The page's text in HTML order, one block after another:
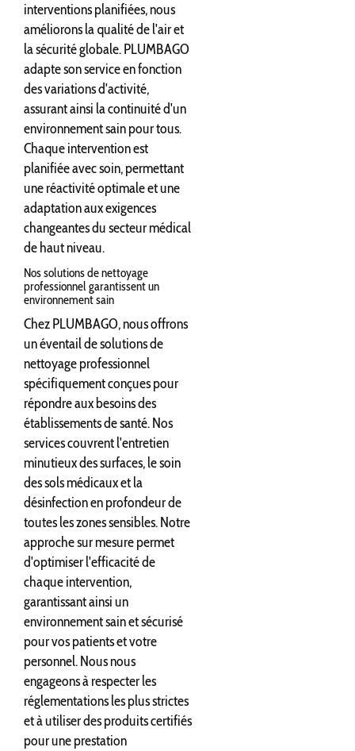
interventions planifiées, nous
améliorons la qualité de l'air et
la sécurité globale. PLUMBAGO
adapte son service en fonction
des variations d'activité,
assurant ainsi la continuité d'un
environnement sain pour tous.
Chaque intervention est
planifiée avec soin, permettant
une réactivité optimale et une
adaptation aux exigences
changeantes du secteur médical
de haut niveau.
Nos solutions de nettoyage
professionnel garantissent un
environnement sain
Chez PLUMBAGO, nous offrons
un éventail de solutions de
nettoyage professionnel
spécifiquement conçues pour
répondre aux besoins des
établissements de santé. Nos
services couvrent l'entretien
minutieux des surfaces, le soin
des sols médicaux et la
désinfection en profondeur de
toutes les zones sensibles. Notre
approche sur mesure permet
d'optimiser l'efficacité de
chaque intervention,
garantissant ainsi un
environnement sain et sécurisé
pour vos patients et votre
personnel. Nous nous
engageons à respecter les
réglementations les plus strictes
et à utiliser des produits certifiés
pour une prestation